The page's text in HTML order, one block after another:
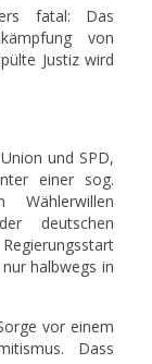
fatal: Das
von
Justiz wird
und SPD,
einer sog.
Wählerwillen
deutschen
halbwegs in
vor einem
Dass